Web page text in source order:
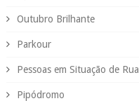
Outubro Brilhante
Parkour
Pessoas em Situação de Rua
Pipódromo